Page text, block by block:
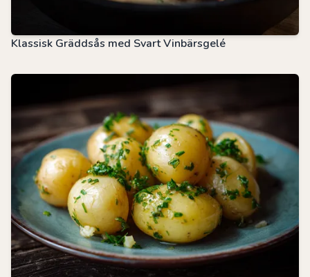
Klassisk Gräddsås med Svart Vinbärsgelé